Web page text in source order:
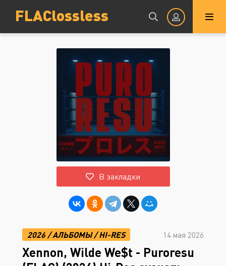
FLAClossless
Запомнить
ВОЙТИ НА САЙТ
Восстановить пароль
Или войти через
В закладки
2026 /АЛЬБОМЫ/HI-RES 14 мая 2026
Xennon, Wilde We$t - Puroresu